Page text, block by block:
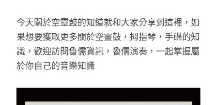
今天關於空靈鼓的知道就和大家分享到這裡，如
果想要獲取更多關於空靈鼓，拇指琴，手碟的知
識，歡迎訪問魯儒資訊，魯儒演奏，一起掌握屬
於你自己的音樂知識